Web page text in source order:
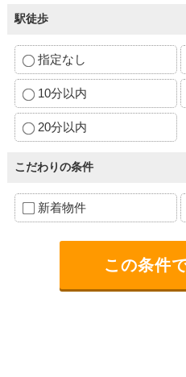
駅徒歩
指定なし
10分以内
20分以内
こだわりの条件
新着物件